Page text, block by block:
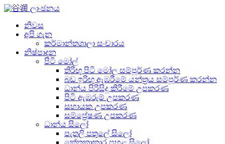
නිවස
අපි ගැන
කර්මාන්තශාලා සංචාරය
නිෂ්පාදන
පිටි මෝල්
තිරිඟු පිටි මෝල සම්පූර්ණ කරන්න
බඩ ඉරිඟු ඇඹරීමේ යන්ත්‍රය සම්පූර්ණ කරන්න
ධාන්ය පිරිසිදු කිරීමේ උපකරණ
පිටි ඇඹරුම් උපකරණ
සහායක උපකරණ
සම්ප්‍රේෂණ උපකරණ
ධාන්ය සිලෝ
පැතලි පතුලේ සිලෝ
කේතුකාකාර පහළ සිලෝ